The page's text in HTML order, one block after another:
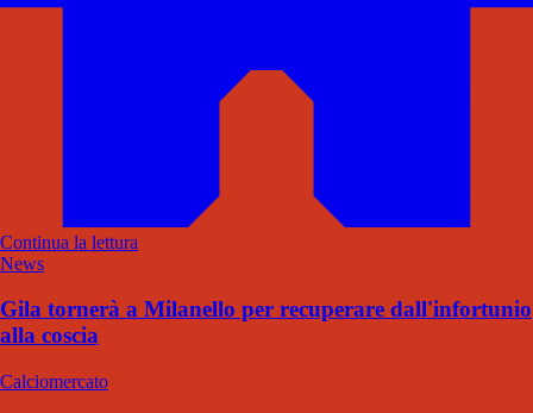
Continua la lettura
News
Gila tornerà a Milanello per recuperare dall'infortunio
alla coscia
Calciomercato